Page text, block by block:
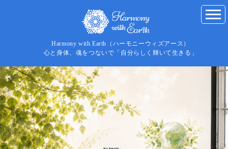
Harmony with Earth（ハーモニーウィズアース）
心と身体、魂をつないで「自分らしく輝いて生きる」